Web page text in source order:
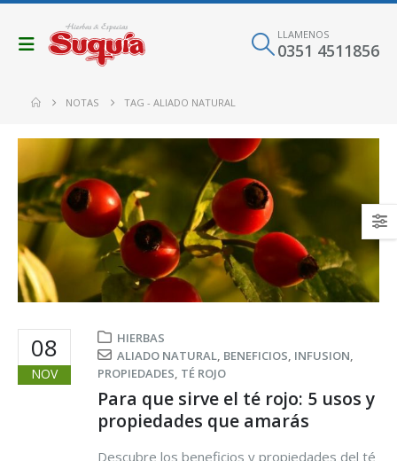
LLAMENOS
0351 4511856
NOTAS TAG -ALIADO NATURAL
08
NOV
HIERBAS
ALIADO NATURAL, BENEFICIOS, INFUSION,
PROPIEDADES, TÉ ROJO
Para que sirve el té rojo: 5 usos y
propiedades que amarás
Descubre los beneficios y propiedades del té